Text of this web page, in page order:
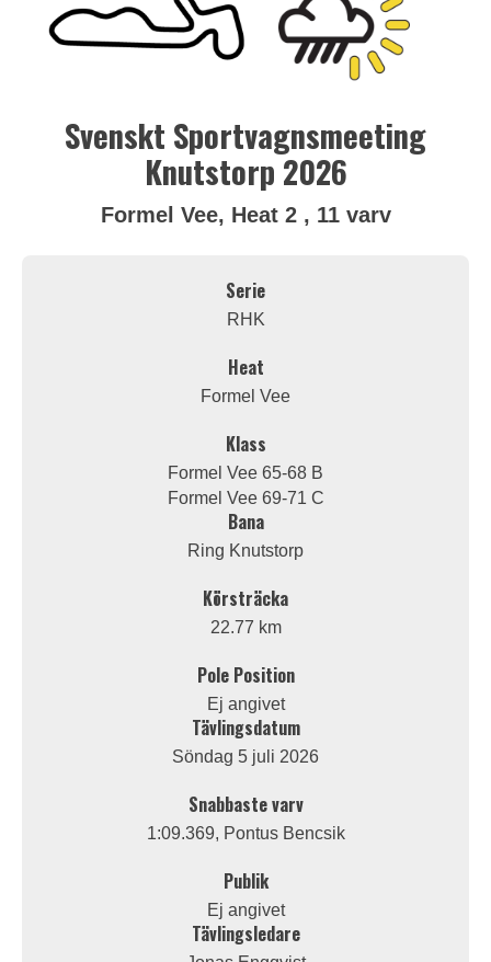
Svenskt Sportvagnsmeeting
Knutstorp 2026
Formel Vee, Heat 2 , 11 varv
Serie
RHK
Heat
Formel Vee
Klass
Formel Vee 65-68 B
Formel Vee 69-71 C
Bana
Ring Knutstorp
Körsträcka
22.77 km
Pole Position
Ej angivet
Tävlingsdatum
Söndag 5 juli 2026
Snabbaste varv
1:09.369, Pontus Bencsik
Publik
Ej angivet
Tävlingsledare